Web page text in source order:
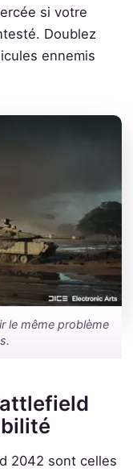
si votre
Doublez
ennemis
le même problème
2042 sont celles